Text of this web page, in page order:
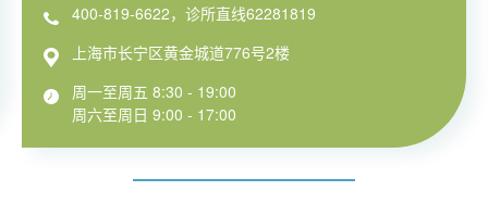
400-819-6622，诊所直线62281819
上海市长宁区黄金城道776号2楼
周一至周五 8:30 - 19:00
周六至周日 9:00 - 17:00